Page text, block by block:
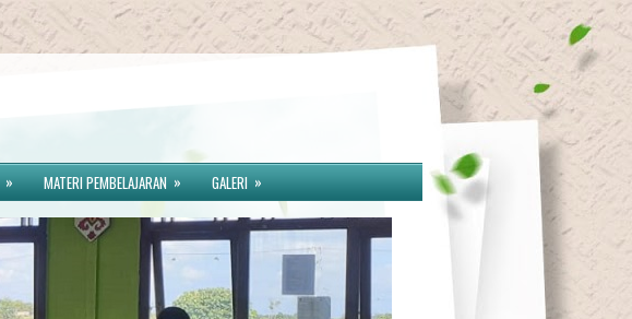
» MATERI PEMBELAJARAN » GALERI »